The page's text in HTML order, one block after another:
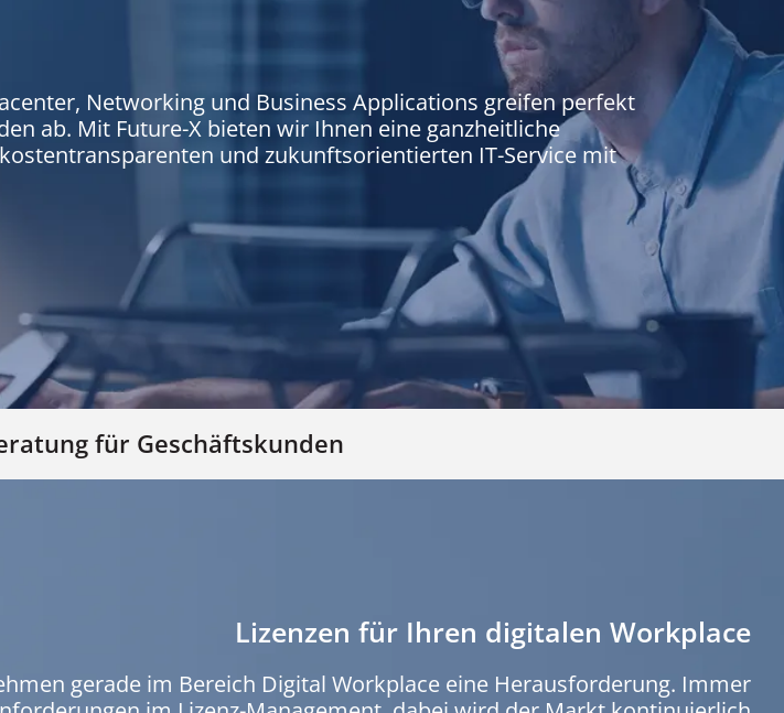
Networking und Business Applications greifen perfekt
ab. Mit Future-X bieten wir Ihnen eine ganzheitliche
und zukunftsorientierten IT-Service mit
für Geschäftskunden
Lizenzen für Ihren digitalen Workplace
gerade im Bereich Digital Workplace eine Herausforderung. Immer